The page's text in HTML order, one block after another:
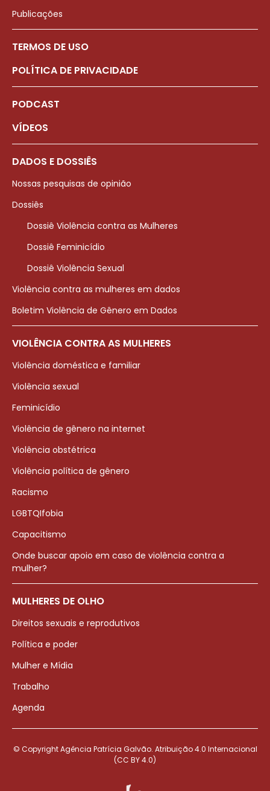
Publicações
TERMOS DE USO
POLÍTICA DE PRIVACIDADE
PODCAST
VÍDEOS
DADOS E DOSSIÊS
Nossas pesquisas de opinião
Dossiês
Dossiê Violência contra as Mulheres
Dossiê Feminicídio
Dossiê Violência Sexual
Violência contra as mulheres em dados
Boletim Violência de Gênero em Dados
VIOLÊNCIA CONTRA AS MULHERES
Violência doméstica e familiar
Violência sexual
Feminicídio
Violência de gênero na internet
Violência obstétrica
Violência política de gênero
Racismo
LGBTQIfobia
Capacitismo
Onde buscar apoio em caso de violência contra a
mulher?
MULHERES DE OLHO
Direitos sexuais e reprodutivos
Política e poder
Mulher e Mídia
Trabalho
Agenda
© Copyright Agência Patrícia Galvão. Atribuição 4.0 Internacional
(CC BY 4.0)